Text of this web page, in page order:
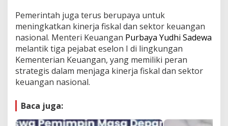
Pemerintah juga terus berupaya untuk
meningkatkan kinerja fiskal dan sektor keuangan
nasional. Menteri Keuangan Purbaya Yudhi Sadewa
melantik tiga pejabat eselon I di lingkungan
Kementerian Keuangan, yang memiliki peran
strategis dalam menjaga kinerja fiskal dan sektor
keuangan nasional.
Baca juga: